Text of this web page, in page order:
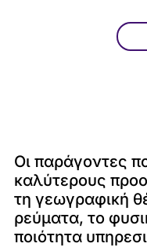
Οι παράγοντες
καλύτερους
τη γεωγραφική
ρεύματα, το
ποιότητα